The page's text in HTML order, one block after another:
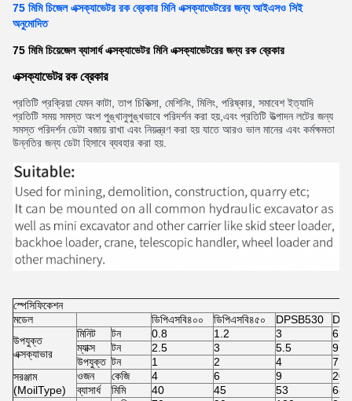
75 মিমি চিজেল এক্সক্যাভেটর রক ব্রেকার মিনি এক্সক্যাভেটরের জন্য আইএসও সিই
অনুমোদিত
75 মিমি চিয়েজেল ব্যাসার্ধ এক্সক্যাভেটর মিনি এক্সক্যাভেটরের জন্য রক ব্রেকার
এক্সক্যাভেটর রক ব্রেকার
প্রতিটি প্রক্রিয়া যেমন কাটা, তাপ চিকিত্সা, মেশিনিং, মিলিং, পরিষ্কার, সমাবেশ ইত্যাদি
প্রতিটি সময় সমস্ত অংশ পুঙ্খানুপুঙ্খভাবে পরিদর্শন করা হয়,এবং প্রতিটি উত্পাদন লটের জন্য
সমস্ত পরিদর্শন ডেটা বজায় রাখা এবং নিয়ন্ত্রণ করা হয় যাতে আরও ভাল মানের এবং কর্মক্ষমতা
উন্নতির জন্য ডেটা হিসাবে ব্যবহার করা হয়.
স্পেসিফিকেশন
মডেল
ডিপিএসবি৪০০ ডিপিএসবি৪৫০ DPSB530
উপযুক্ত
এক্সক্যাভার
মিনিট টন 0.8 1.2 3
6
ম্যাক্স
টন 2.5 3 5.5
9
উপযুক্ত টন 1 2 4
7
সরঞ্জাম
(MoilType)
ওজন কেজি 4 6 9
20
ব্যাসার্ধ
মিমি 40 45 53
68